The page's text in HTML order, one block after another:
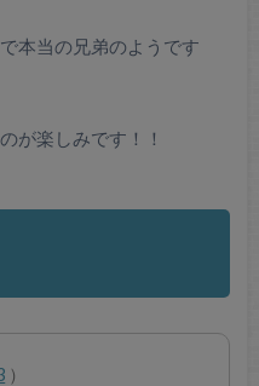
本当の兄弟のようです
が楽しみです！！
）